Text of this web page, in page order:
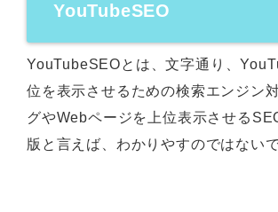
YouTubeSEO
YouTubeSEOとは、文字通り、
位を表示させるための検索エンジン
グやWebページを上位表示させる
版と言えば、わかりやすのではない